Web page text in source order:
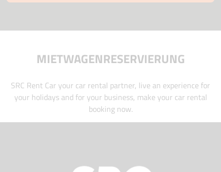
Datum und Uhrzeit der Abholung und Zustellung
MIETWAGENRESERVIERUNG
SRC Rent Car your car rental partner, live an experience for
your holidays and for your business, make your car rental
booking now.